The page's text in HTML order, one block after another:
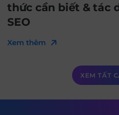
thức cần biết & tác
SEO
Xem thêm
XEM TẤT